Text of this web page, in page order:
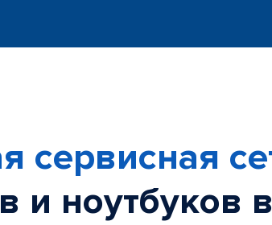
сервисная
и ноутбуков